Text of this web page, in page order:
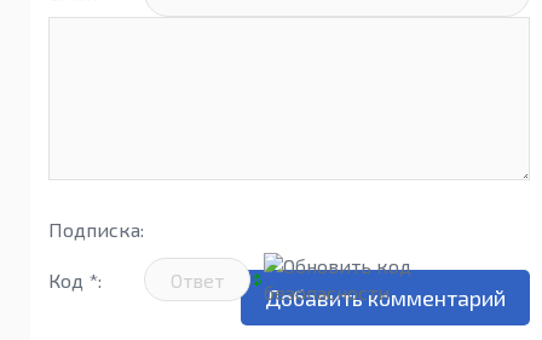
Подписка:
Код *: